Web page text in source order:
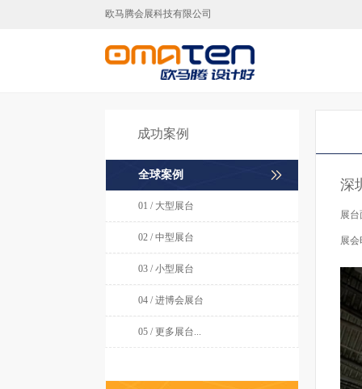
欧马腾会展科技有限公司
成功案例
全球案例
01 / 大型展台
02 / 中型展台
03 / 小型展台
04 / 进博会展台
05 / 更多展台...
深
展台
展会